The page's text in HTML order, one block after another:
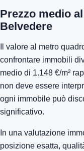
Prezzo medio
Belvedere
Il valore al metro
confrontare immobili
medio di 1.148 €/m²
non deve essere
ogni immobile può
significativo.
In una valutazione
posizione esatta,